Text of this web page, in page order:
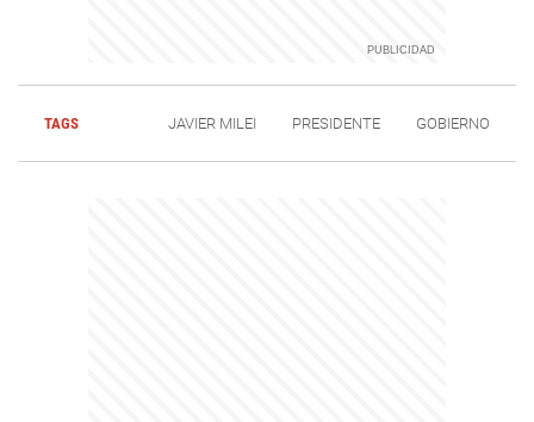
TAGS JAVIER MILEI PRESIDENTE GOBIERNO